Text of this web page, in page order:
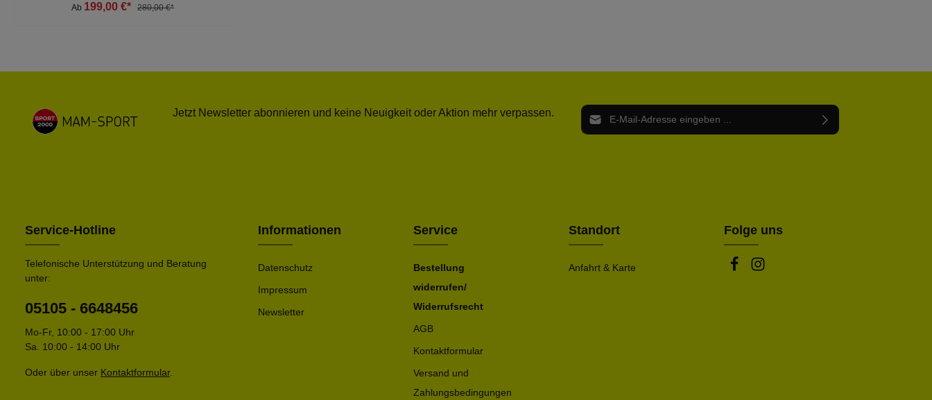
Rahmen, 300 Gramm Gewicht, 32 cm Balance,
Ab 199,00 €* 280,00 €*
Jetzt Newsletter abonnieren und keine Neuigkeit oder Aktion mehr verpassen. E-Mail-Adresse*
Service-Hotline
Telefonische Unterstützung und Beratung
unter:
05105 - 6648456
Mo-Fr, 10:00 - 17:00 Uhr
Sa. 10:00 - 14:00 Uhr
Oder über unser Kontaktformular.
Informationen
Datenschutz
Impressum
Newsletter
Service
Bestellung
widerrufen/
Widerrufsrecht
AGB
Kontaktformular
Versand und
Zahlungsbedingungen
Standort
Anfahrt & Karte
Folge uns